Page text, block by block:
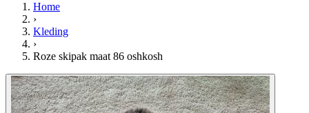
Home
›
Kleding
›
Roze skipak maat 86 oshkosh